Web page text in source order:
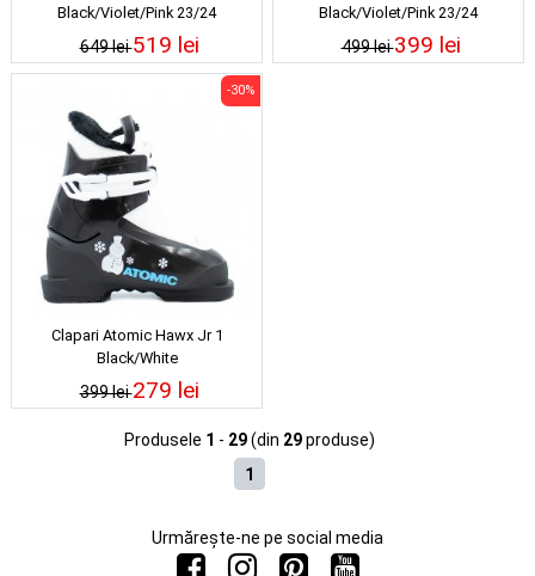
Black/Violet/Pink 23/24
649 lei519 lei
Black/Violet/Pink 23/24
499 lei399 lei
Clapari Atomic Hawx Jr 1
Black/White
399 lei
-30%
279 lei
Produsele 1 - 29(din 29produse)
1
Urmărește-ne pe social media